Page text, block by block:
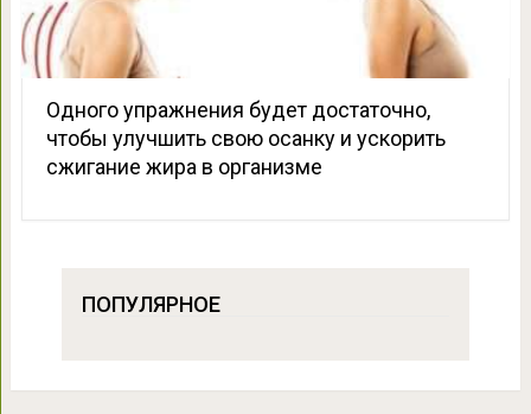
Одного упражнения будет достаточно,
чтобы улучшить свою осанку и ускорить
сжигание жира в организме
ПОПУЛЯРНОЕ